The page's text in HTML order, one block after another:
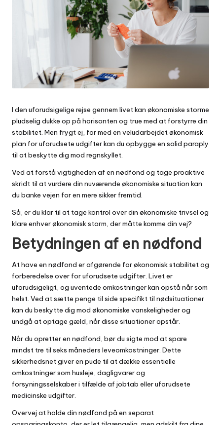
I den uforudsigelige rejse gennem livet kan økonomiske storme
pludselig dukke op på horisonten og true med at forstyrre din
stabilitet. Men frygt ej, for med en veludarbejdet økonomisk
plan for uforudsete udgifter kan du opbygge en solid paraply
til at beskytte dig mod regnskyllet.
Ved at forstå vigtigheden af en nødfond og tage proaktive
skridt til at vurdere din nuværende økonomiske situation kan
du banke vejen for en mere sikker fremtid.
Så, er du klar til at tage kontrol over din økonomiske trivsel og
klare enhver økonomisk storm, der måtte komme din vej?
Betydningen af en nødfond
At have en nødfond er afgørende for økonomisk stabilitet og
forberedelse over for uforudsete udgifter. Livet er
uforudsigeligt, og uventede omkostninger kan opstå når som
helst. Ved at sætte penge til side specifikt til nødsituationer
kan du beskytte dig mod økonomiske vanskeligheder og
undgå at optage gæld, når disse situationer opstår.
Når du opretter en nødfond, bør du sigte mod at spare
mindst tre til seks måneders leveomkostninger. Dette
sikkerhedsnet giver en pude til at dække essentielle
omkostninger som husleje, dagligvarer og
forsyningsselskaber i tilfælde af jobtab eller uforudsete
medicinske udgifter.
Overvej at holde din nødfond på en separat